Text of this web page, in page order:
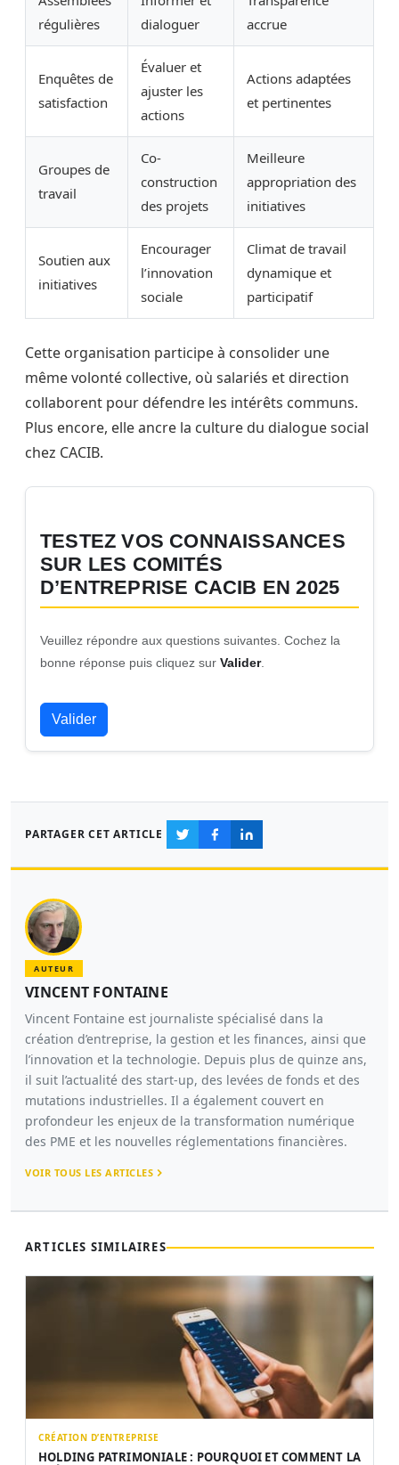
régulières
dialoguer
accrue
Enquêtes de
satisfaction
Évaluer et
ajuster les
actions
Actions adaptées
et pertinentes
Groupes de
travail
Co-
construction
des projets
Meilleure
appropriation des
initiatives
Soutien aux
initiatives
Encourager
l’innovation
sociale
Climat de travail
dynamique et
participatif
Cette organisation participe à consolider une
même volonté collective, où salariés et direction
collaborent pour défendre les intérêts communs.
Plus encore, elle ancre la culture du dialogue social
chez CACIB.
TESTEZ VOS CONNAISSANCES
SUR LES COMITÉS
D’ENTREPRISE CACIB EN 2025
Veuillez répondre aux questions suivantes. Cochez la
bonne réponse puis cliquez sur Valider.
Valider
PARTAGER CET ARTICLE
AUTEUR
VINCENT FONTAINE
Vincent Fontaine est journaliste spécialisé dans la
création d’entreprise, la gestion et les finances, ainsi que
l’innovation et la technologie. Depuis plus de quinze ans,
il suit l’actualité des start-up, des levées de fonds et des
mutations industrielles. Il a également couvert en
profondeur les enjeux de la transformation numérique
des PME et les nouvelles réglementations financières.
VOIR TOUS LES ARTICLES
ARTICLES SIMILAIRES
CRÉATION D’ENTREPRISE
HOLDING PATRIMONIALE : POURQUOI ET COMMENT LA